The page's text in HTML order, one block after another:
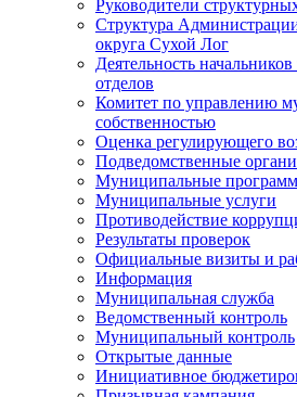
Руководители
Структура
округа Сухой Лог
Деятельность
отделов
Комитет по управлению
собственностью
Оценка регулирующего
Подведомственные
Муниципальные
Муниципальные услуги
Противодействие
Результаты проверок
Официальные визиты и
Информация
Муниципальная служба
Ведомственный контроль
Муниципальный контроль
Открытые данные
Инициативное